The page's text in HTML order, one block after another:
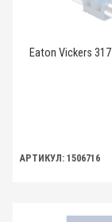
Eaton Vickers
АРТИКУЛ: 1506716